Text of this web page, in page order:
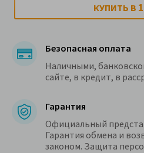
КУПИТЬ В 1
Безопасная оплата
Наличными,
сайте, в кредит, в
Гарантия
Официальный
Гарантия обмена и
законом. Защита